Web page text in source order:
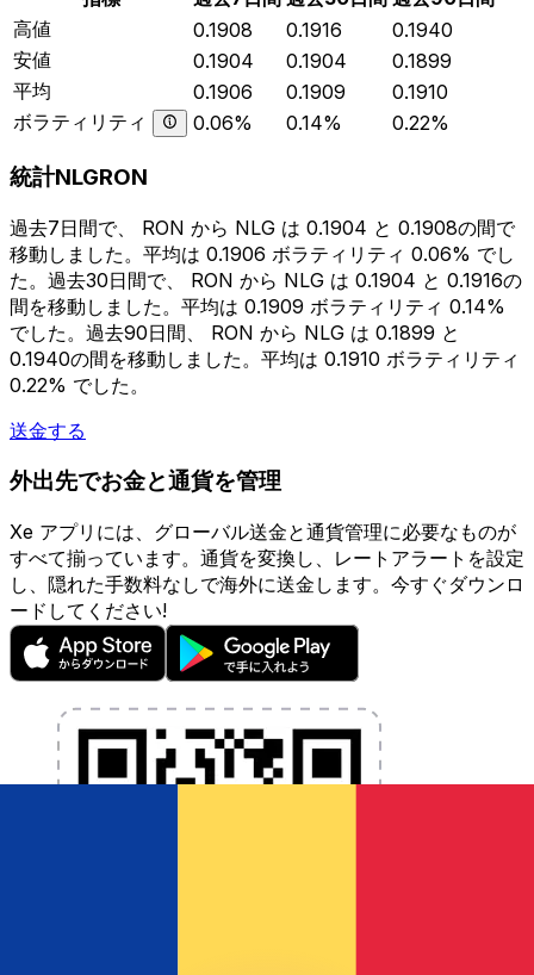
高値
0.1908 0.1916
0.1940
安値
0.1904 0.1904
0.1899
平均
0.1906 0.1909
0.1910
ボラティリティ
0.06% 0.14% 0.22%
統計NLGRON
過去7日間で、 RON から NLG は 0.1904 と 0.1908の間で
移動しました。平均は 0.1906 ボラティリティ 0.06% でし
た。過去30日間で、 RON から NLG は 0.1904 と 0.1916の
間を移動しました。平均は 0.1909 ボラティリティ 0.14%
でした。過去90日間、 RON から NLG は 0.1899 と
0.1940の間を移動しました。平均は 0.1910 ボラティリティ
0.22% でした。
送金する
外出先でお金と通貨を管理
Xe アプリには、グローバル送金と通貨管理に必要なものが
すべて揃っています。通貨を変換し、レートアラートを設定
し、隠れた手数料なしで海外に送金します。今すぐダウンロ
ードしてください!